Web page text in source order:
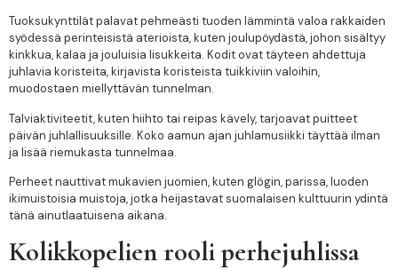
Tuoksukynttilät palavat pehmeästi tuoden lämmintä valoa rakkaiden
syödessä perinteisistä aterioista, kuten joulupöydästä, johon sisältyy
kinkkua, kalaa ja jouluisia lisukkeita. Kodit ovat täyteen ahdettuja
juhlavia koristeita, kirjavista koristeista tuikkiviin valoihin,
muodostaen miellyttävän tunnelman.
Talviaktiviteetit, kuten hiihto tai reipas kävely, tarjoavat puitteet
päivän juhlallisuuksille. Koko aamun ajan juhlamusiikki täyttää ilman
ja lisää riemukasta tunnelmaa.
Perheet nauttivat mukavien juomien, kuten glögin, parissa, luoden
ikimuistoisia muistoja, jotka heijastavat suomalaisen kulttuurin ydintä
tänä ainutlaatuisena aikana.
Kolikkopelien rooli perhejuhlissa